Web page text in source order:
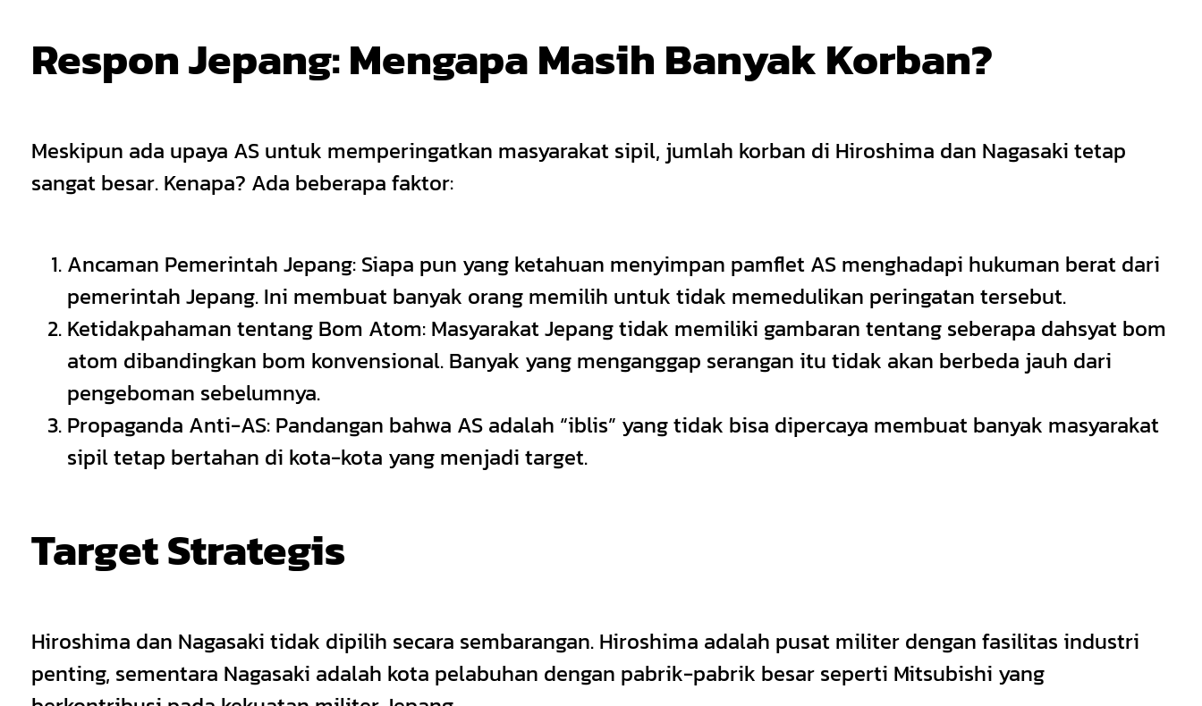
Respon Jepang: Mengapa Masih Banyak Korban?
Meskipun ada upaya AS untuk memperingatkan masyarakat sipil, jumlah korban di Hiroshima dan Nagasaki tetap
sangat besar. Kenapa? Ada beberapa faktor:
Ancaman Pemerintah Jepang: Siapa pun yang ketahuan menyimpan pamflet AS menghadapi hukuman berat dari
pemerintah Jepang. Ini membuat banyak orang memilih untuk tidak memedulikan peringatan tersebut.
Ketidakpahaman tentang Bom Atom: Masyarakat Jepang tidak memiliki gambaran tentang seberapa dahsyat bom
atom dibandingkan bom konvensional. Banyak yang menganggap serangan itu tidak akan berbeda jauh dari
pengeboman sebelumnya.
Propaganda Anti-AS: Pandangan bahwa AS adalah “iblis” yang tidak bisa dipercaya membuat banyak masyarakat
sipil tetap bertahan di kota-kota yang menjadi target.
Target Strategis
Hiroshima dan Nagasaki tidak dipilih secara sembarangan. Hiroshima adalah pusat militer dengan fasilitas industri
penting, sementara Nagasaki adalah kota pelabuhan dengan pabrik-pabrik besar seperti Mitsubishi yang